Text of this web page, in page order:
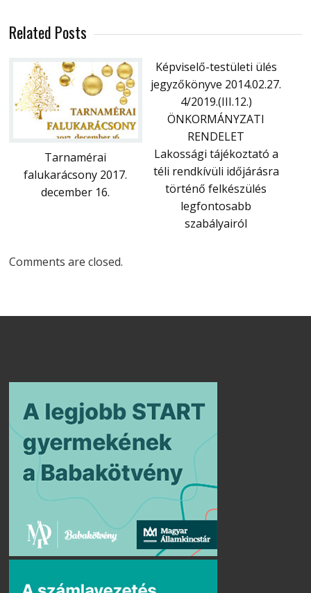
Related Posts
Tarnamérai
falukarácsony 2017.
december 16.
Képviselő-testületi ülés
jegyzőkönyve 2014.02.27.
4/2019.(III.12.)
ÖNKORMÁNYZATI
RENDELET
Lakossági tájékoztató a
téli rendkívüli időjárásra
történő felkészülés
legfontosabb
szabályairól
Comments are closed.